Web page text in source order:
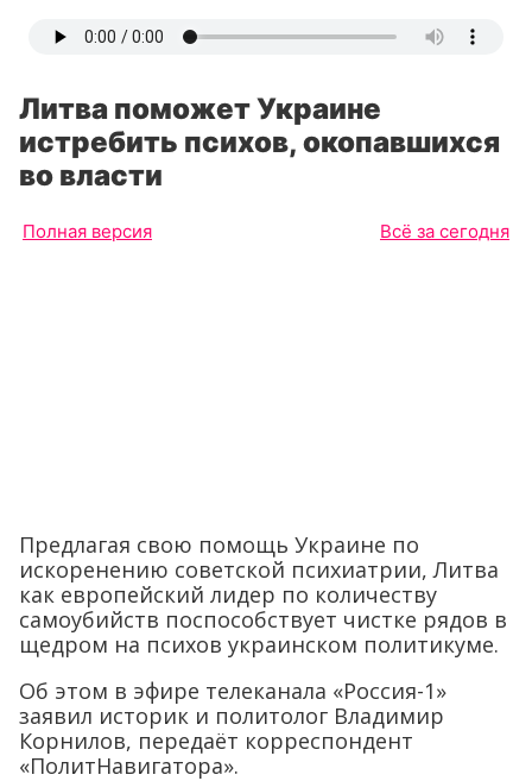
Литва поможет Украине
истребить психов, окопавшихся
во власти
Полная версия Всё за сегодня
Предлагая свою помощь Украине по
искоренению советской психиатрии, Литва
как европейский лидер по количеству
самоубийств поспособствует чистке рядов в
щедром на психов украинском политикуме.
Об этом в эфире телеканала «Россия-1»
заявил историк и политолог Владимир
Корнилов, передаёт корреспондент
«ПолитНавигатора».